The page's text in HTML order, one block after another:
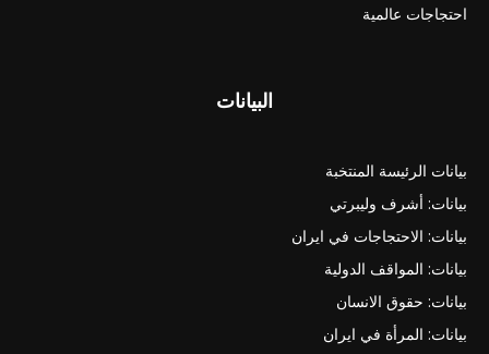
احتجاجات عالمية
البيانات
بيانات الرئيسة المنتخبة
بيانات: أشرف وليبرتي
بيانات: الاحتجاجات في ايران
بيانات: المواقف الدولية
بيانات: حقوق الانسان
بيانات: المرأة في ايران